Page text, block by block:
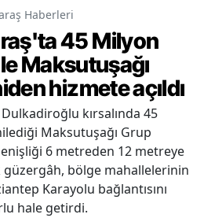
Haberleri
45 Milyon
Maksutuşağı
hizmete açıldı
kırsalında 45
Maksutuşağı Grup
6 metreden 12 metreye
güzergâh, bölge mahallelerinin
Karayolu bağlantısını
hale getirdi.